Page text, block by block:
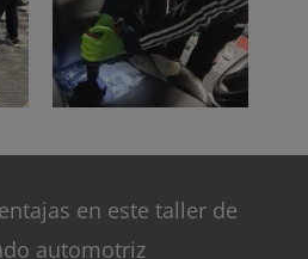
en este taller de
automotriz